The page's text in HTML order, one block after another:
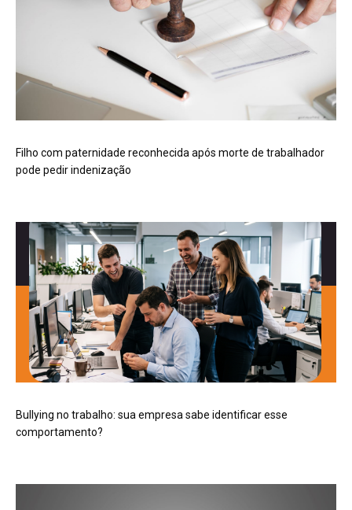
Filho com paternidade reconhecida após morte de trabalhador
pode pedir indenização
Bullying no trabalho: sua empresa sabe identificar esse
comportamento?